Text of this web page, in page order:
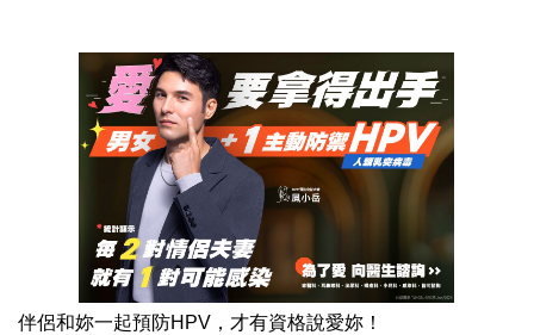
伴侶和妳一起預防HPV，才有資格說愛妳！